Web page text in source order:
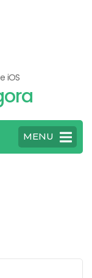
iOS
MENU